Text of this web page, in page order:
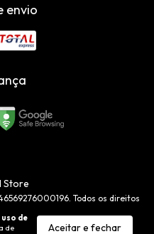
de
de
Aceitar e fechar
envio
Store
Todos os direitos